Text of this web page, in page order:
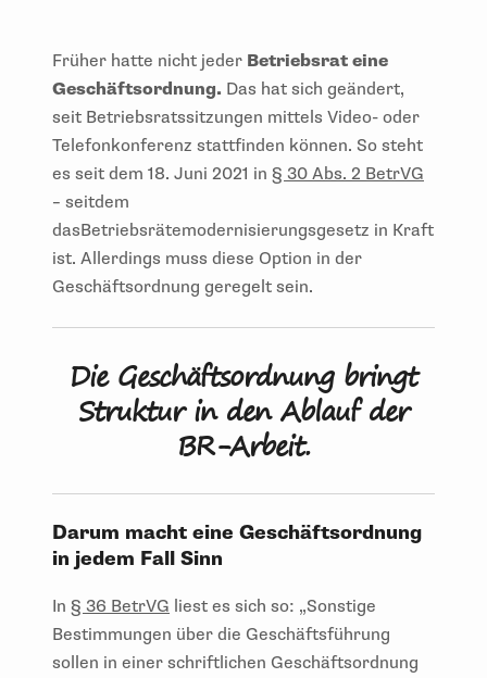
Früher hatte nicht jeder Betriebsrat eine
Geschäftsordnung. Das hat sich geändert,
seit Betriebsratssitzungen mittels Video- oder
Telefonkonferenz stattfinden können. So steht
es seit dem 18. Juni 2021 in § 30 Abs. 2 BetrVG
– seitdem
dasBetriebsrätemodernisierungsgesetz in Kraft
ist. Allerdings muss diese Option in der
Geschäftsordnung geregelt sein.
Die Geschäftsordnung bringt
Struktur in den Ablauf der
BR-Arbeit.
Darum macht eine Geschäftsordnung
in jedem Fall Sinn
In § 36 BetrVG liest es sich so: „Sonstige
Bestimmungen über die Geschäftsführung
sollen in einer schriftlichen Geschäftsordnung